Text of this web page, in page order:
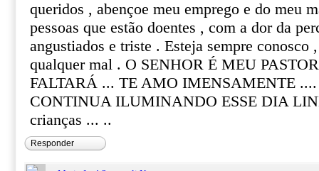
queridos , abençoe meu emprego e do meu
pessoas que estão doentes , com a dor da
angustiados e triste . Esteja sempre conosco
qualquer mal . O SENHOR É MEU
FALTARÁ ... TE AMO IMENSAMENTE ....
CONTINUA ILUMINANDO ESSE DIA
crianças ... ..
Responder